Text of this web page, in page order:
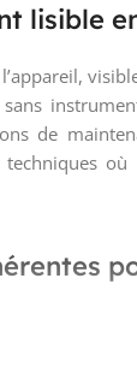
lisible
de